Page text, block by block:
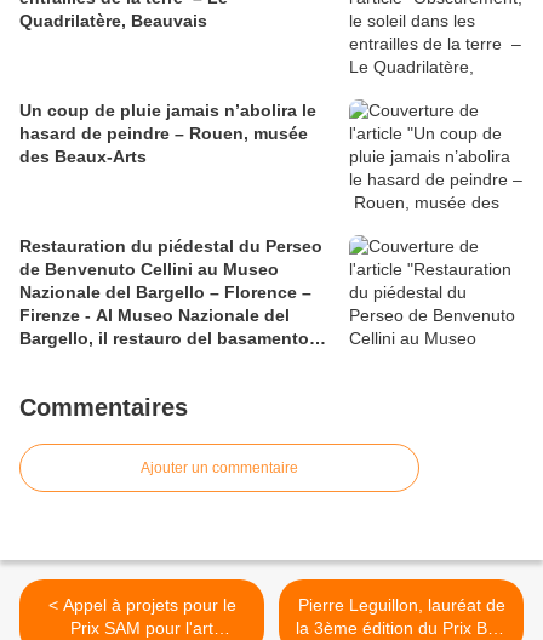
Quadrilatère, Beauvais
Un coup de pluie jamais n’abolira le
hasard de peindre – Rouen, musée
des Beaux-Arts
Restauration du piédestal du Perseo
de Benvenuto Cellini au Museo
Nazionale del Bargello – Florence –
Firenze - Al Museo Nazionale del
Bargello, il restauro del basamento
Commentaires
Ajouter un commentaire
< Appel à projets pour le
Prix SAM pour l'art
Pierre Leguillon, lauréat de
la 3ème édition du Prix Bob